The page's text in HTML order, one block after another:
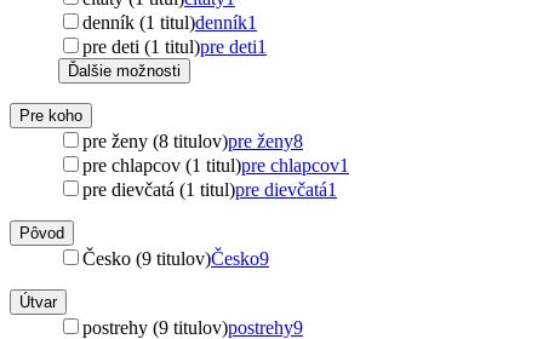
denník (1 titul)denník1
pre deti (1 titul)pre deti1
Ďalšie možnosti
Pre koho
pre ženy (8 titulov)pre ženy8
pre chlapcov (1 titul)pre chlapcov1
pre dievčatá (1 titul)pre dievčatá1
Pôvod
Česko (9 titulov)Česko9
Útvar
postrehy (9 titulov)postrehy9